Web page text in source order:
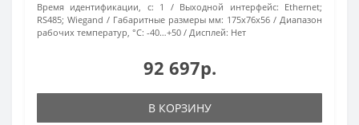
Время идентификации, с: 1 Выходной интерфейс: Ethernet;
RS485; Wiegand
Габаритные размеры мм: 175х76х56
Диапазон
рабочих температур, °С: -40…+50 Дисплей: Нет
92 697р.
В КОРЗИНУ